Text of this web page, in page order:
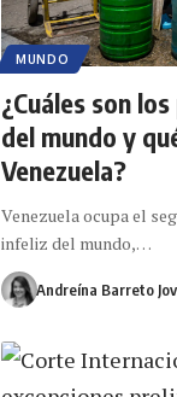
MUNDO
¿Cuáles son
del mundo y
Venezuela?
Venezuela ocupa el
infeliz del mundo,…
Andreína Barreto